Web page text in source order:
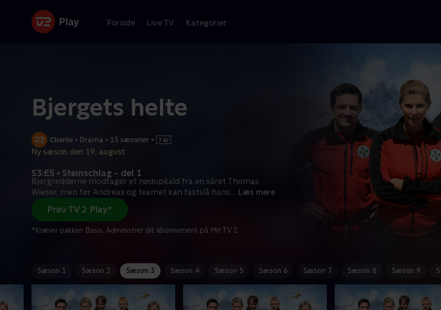
Forside Live TV Kategorier
Bjergets helte
• Drama • 15 sæsoner •
Ny sæson den 19. august
S3:E5 • Steinschlag - del 1
Bjergredderne modtager et nødopkald fra en såret Thomas
Wieser, men før Andreas og teamet kan fastslå hans... Læs mere
Prøv TV 2 Play*
*Kræver pakken Basis. Administrer dit abonnement på Mit TV 2.
Sæson 1 Sæson 2 Sæson 3 Sæson 4 Sæson 5 Sæson 6 Sæson 7 Sæson 8 Sæson 9